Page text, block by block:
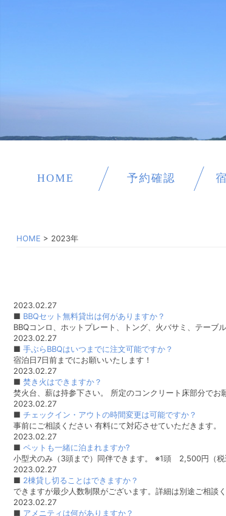
HOME 予約確認
HOME > 2023年
2023.02.27
■ BBQセット無料貸出は何がありますか？
BBQコンロ、ホットプレート、トング、火バサミ、テー
2023.02.27
■ 手ぶらBBQはいつまでに注文可能ですか？
宿泊日7日前までにお願いいたします！
2023.02.27
■ 焚き火はできますか？
焚火台、薪は持参下さい。 所定のコンクリート床部分で
2023.02.27
■ チェックイン・アウトの時間変更は可能ですか？
事前にご相談ください 有料にて対応させていただきます。
2023.02.27
■ ペットも一緒に泊まれますか?
小型犬のみ（3頭まで）同伴できます。 ※1頭 2,500円（
2023.02.27
■ 2棟貸し切ることはできますか？
できますが最少人数制限がございます。詳細は別途ご相談く
2023.02.27
■ アメニティは何がありますか？